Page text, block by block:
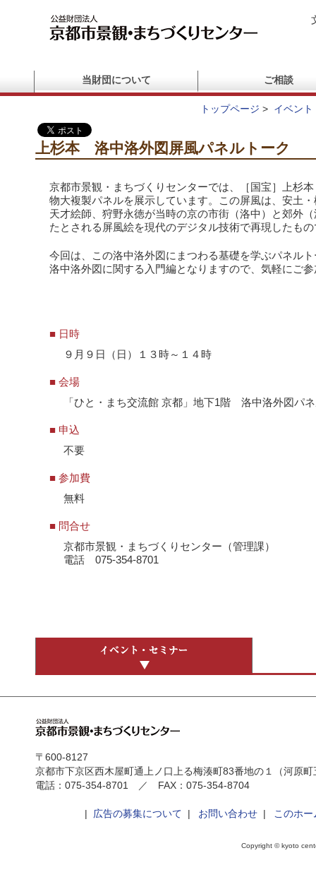
当財団について ご相談
トップページ > イベント
上杉本 洛中洛外図屏風パネルトーク
京都市景観・まちづくりセンターでは、［国宝］上杉
物大複製パネルを展示しています。この屏風は、安土
天才絵師、狩野永徳が当時の京の市街（洛中）と郊外
たとされる屏風絵を現代のデジタル技術で再現したも
今回は、この洛中洛外図にまつわる基礎を学ぶパネル
洛中洛外図に関する入門編となりますので、気軽にご
■ 日時
９月９日（日）１３時～１４時
■ 会場
「ひと・まち交流館 京都」地下1階 洛中洛外図パ
■ 申込
不要
■ 参加費
無料
■ 問合せ
京都市景観・まちづくりセンター（管理課）
電話 075-354-8701
〒600-8127
京都市下京区西木屋町通上ノ口上る梅湊町83番地の１（河原
電話：075-354-8701 ／ FAX：075-354-8704
広告の募集について お問い合わせ| このホー
Copyright © kyoto